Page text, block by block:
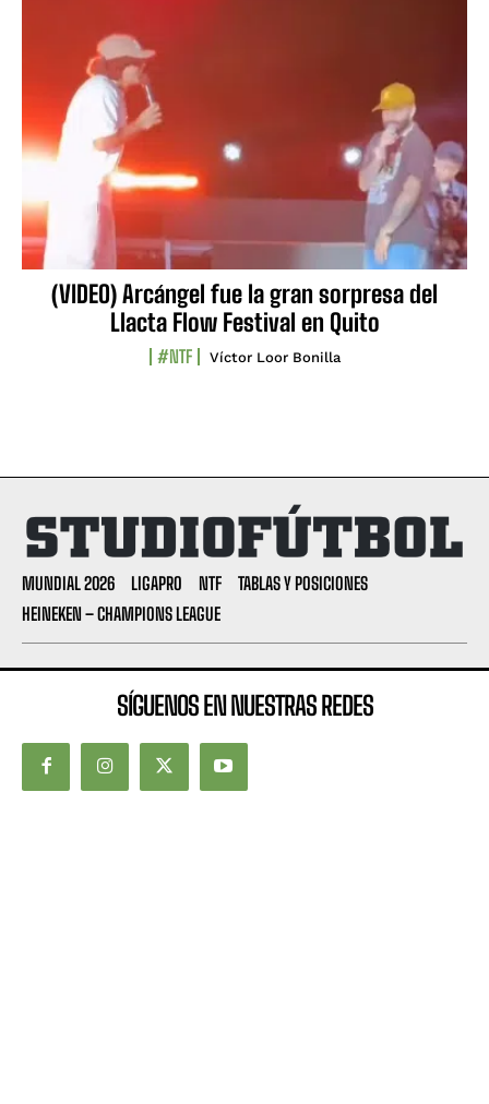
(VIDEO) Arcángel fue la gran sorpresa del
Llacta Flow Festival en Quito
#NTF Víctor Loor Bonilla
MUNDIAL 2026 LIGAPRO NTF
TABLAS Y POSICIONES
HEINEKEN – CHAMPIONS LEAGUE
SÍGUENOS EN NUESTRAS REDES